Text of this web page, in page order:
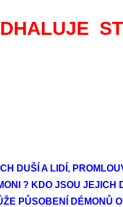
DUŠÍ A LIDÍ,
? KDO JSOU
PŮSOBENÍ DÉMONŮ